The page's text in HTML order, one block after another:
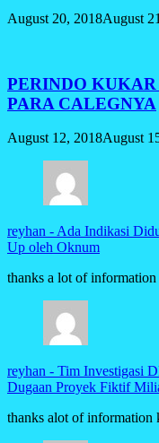
August 20, 2018August
PERINDO
PARA CALEGNYA
August 12, 2018August
reyhan - Ada Indikasi
Up oleh Oknum
thanks a lot of information
reyhan - Tim Investigasi
Dugaan Proyek Fiktif
thanks alot of information